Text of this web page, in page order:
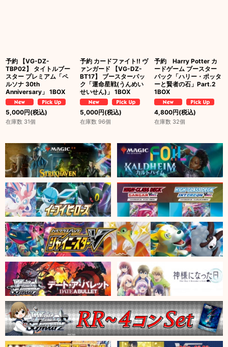
予約 【VG-DZ-
TBP02】 タイトルブー
スター プレミアム「ペ
ルソナ 30th
Anniversary」 1BOX
5,000円(税込)
在庫数 31個
予約 カードファイト!! ヴ
ァンガード 【VG-DZ-
BT17】 ブースターパッ
ク「運命星戦(うんめい
せいせん)」 1BOX
5,000円(税込)
在庫数 96個
予約 Harry Potter カ
ードゲーム ブースター
パック「ハリー・ポッタ
ーと賢者の石」Part.2
1BOX
4,800円(税込)
在庫数 32個